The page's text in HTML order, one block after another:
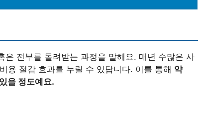
전부를 돌려받는 과정을 말해요. 매년 수많은 사
용 절감 효과를 누릴 수 있답니다. 이를 통해 약
을 정도예요.